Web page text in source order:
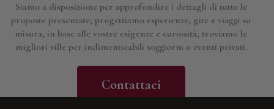
Siamo a disposizione per approfondire i dettagli di tutte le
proposte presentate; progettiamo esperienze, gite e viaggi su
misura, in base alle vostre esigenze e curiosità; troviamo le
migliori ville per indimenticabili soggiorni o eventi privati.
Contattaci